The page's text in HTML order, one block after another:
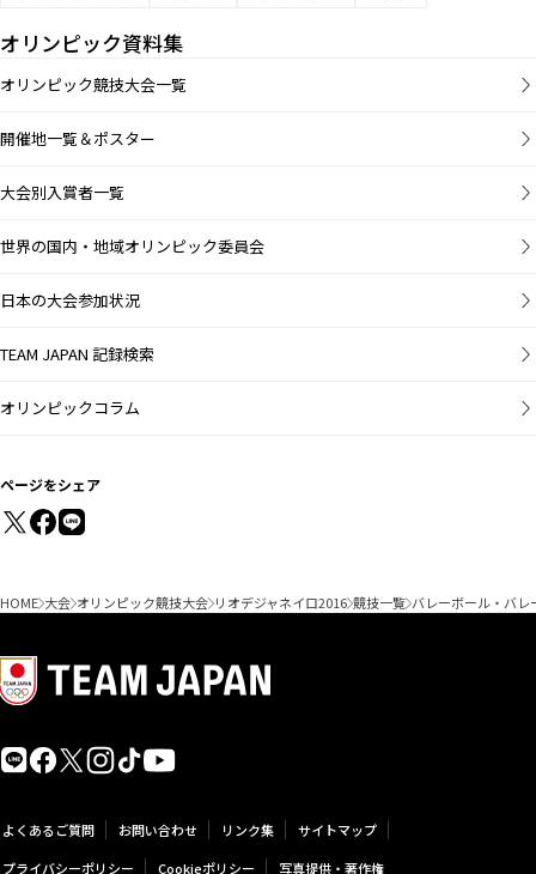
オリンピック資料集
オリンピック競技大会一覧
開催地一覧＆ポスター
大会別入賞者一覧
世界の国内・地域オリンピック委員会
日本の大会参加状況
TEAM JAPAN 記録検索
オリンピックコラム
ページをシェア
HOME 大会 オリンピック競技大会 リオデジャネイロ2016 競技一覧 バレーボール・バレ
よくあるご質問 お問い合わせ リンク集
サイトマップ
プライバシーポリシー
Cookieポリシー 写真提供・著作権